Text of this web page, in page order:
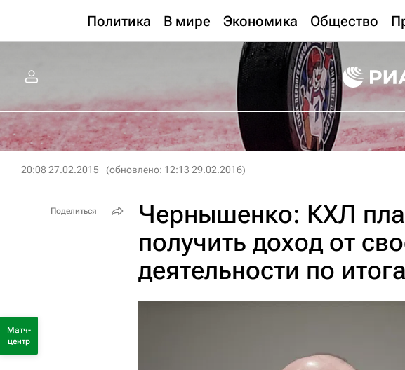
Политика В мире Экономика Общество
20:08 27.02.2015 (обновлено: 12:13 29.02.2016)
Чернышенко: КХЛ
получить доход от
деятельности по
Поделиться
Матч-
центр